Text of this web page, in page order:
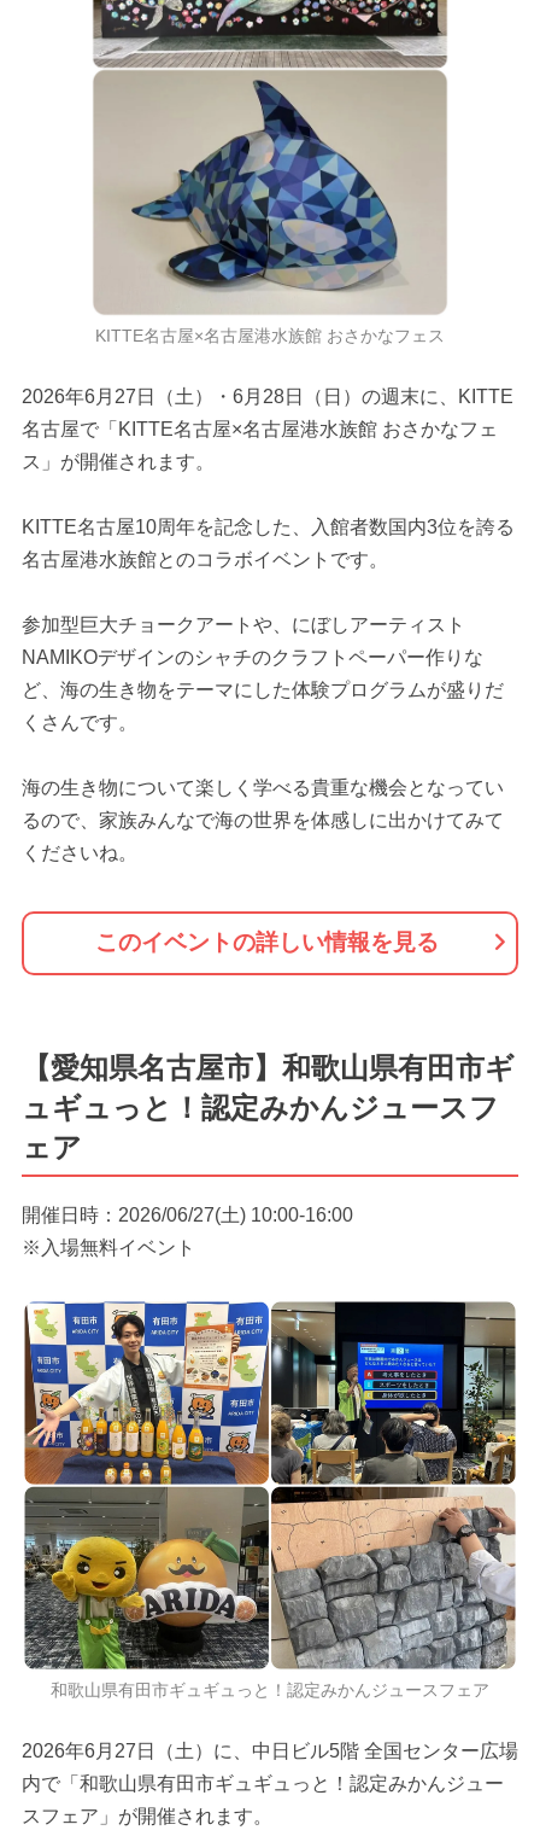
KITTE名古屋×名古屋港水族館 おさかなフェス
2026年6月27日（土）・6月28日（日）の週末に、KITTE
名古屋で「KITTE名古屋×名古屋港水族館 おさかなフェ
ス」が開催されます。
KITTE名古屋10周年を記念した、入館者数国内3位を誇る
名古屋港水族館とのコラボイベントです。
参加型巨大チョークアートや、にぼしアーティスト
NAMIKOデザインのシャチのクラフトペーパー作りな
ど、海の生き物をテーマにした体験プログラムが盛りだ
くさんです。
海の生き物について楽しく学べる貴重な機会となってい
るので、家族みんなで海の世界を体感しに出かけてみて
くださいね。
このイベントの詳しい情報を見る
【愛知県名古屋市】和歌山県有田市ギ
ュギュっと！認定みかんジュースフ
ェア
開催日時：2026/06/27(土) 10:00-16:00
※入場無料イベント
和歌山県有田市ギュギュっと！認定みかんジュースフェア
2026年6月27日（土）に、中日ビル5階 全国センター広場
内で「和歌山県有田市ギュギュっと！認定みかんジュー
スフェア」が開催されます。